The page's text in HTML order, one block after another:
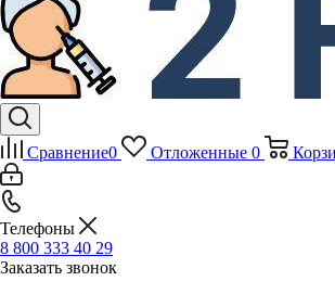
Сравнение0 Отложенные 0
Телефоны
8 800 333 40 29
Заказать звонок